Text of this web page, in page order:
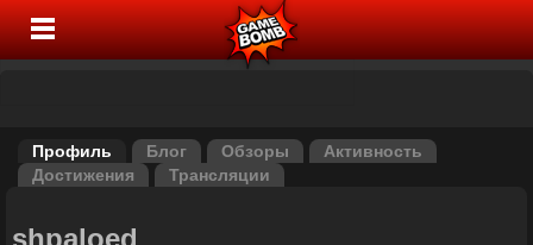
Профиль Блог Обзоры
Активность
Достижения
Трансляции
shpaloed